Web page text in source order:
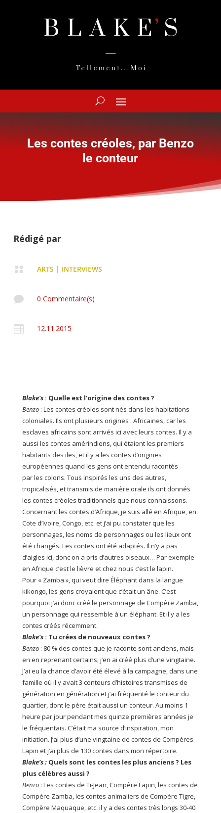
Les contes créoles, par Benzo
le conteur
Rédigé par
 ARTS | INTERVIEWS
 0 Commentaire(s)
 12.11.2015
Blake’s : Quelle est l’origine des contes?
Benzo: Les contes créoles sont nés dans les habitations
coloniales. Ils ont plusieurs origines : Africaines, car les
esclaves africains sont arrivés ici avec leurs contes. Il y a
aussi les contes amérindiens, qui étaient les premiers
habitants des iles, et il y a les contes d’origines
européennes quand les gens ont entendu racontés
par les colons. Tous inspirés les uns des autres,
tropicalisés, et transmis de manière orale ils ont donnés
les contes créoles traditionnels que nous connaissons.
Concernant les contes d’Afrique, je suis allé en Afrique, en
Cote d’Ivoire, Congo, etc. et j’ai pu constater que les
personnages, les noms de personnages ou les lieux ont
été changés. Les contes ont été adaptés. Il n’y a pas
d’aigles ici, donc on a pris d’autres oiseaux… Par exemple
en Afrique c’est le lièvre et chez nous c’est le lapin.
Pour « Zamba », qui veut dire Éléphant dans la langue
kikongo, les gens croyaient que c’était un âne. C’est
pourquoi j’ai donc créé le personnage de Compère Zamba,
un personnage qui ressemble à un éléphant. Et il y a les
contes créés récemment.
Blake’s : Tu crées de nouveaux contes ?
Benzo: 80 % des contes que je raconte sont anciens, mais
en en reprenant certains, j’en ai créé plus d’une vingtaine.
J’ai eu la chance d’avoir été élevé à la campagne, dans une
famille où il y avait 3 conteurs d’histoires transmises de
génération en génération et j’ai fréquenté le conteur du
quartier, dont le père était aussi un conteur. Au moins 1
heure par jour pendant mes quinze premières années je
le fréquentais. C’était ma source d’inspiration, mon
initiation. J’ai plus d’une vingtaine de contes de Compères
Lapin et j’ai plus de 130 contes dans mon répertoire.
Blake’s: Quels sont les contes les plus anciens ? Les
plus célèbres aussi ?
Benzo: Les contes de Ti-Jean, Compère Lapin, les contes de
Compère Zamba, les contes animaliers de Compère Tigre,
Compère Maquaque, etc. il y a des contes très longs 30-40